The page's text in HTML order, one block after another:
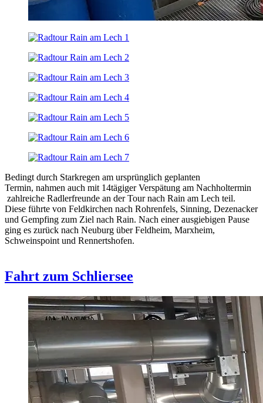
Bedingt durch Starkregen am ursprünglich geplanten
Termin, nahmen auch mit 14tägiger Verspätung am Nachholtermin
zahlreiche Radlerfreunde an der Tour nach Rain am Lech teil.
Diese führte von Feldkirchen nach Rohrenfels, Sinning, Dezenacker
und Gempfing zum Ziel nach Rain. Nach einer ausgiebigen Pause
ging es zurück nach Neuburg über Feldheim, Marxheim,
Schweinspoint und Rennertshofen.
Fahrt zum Schliersee